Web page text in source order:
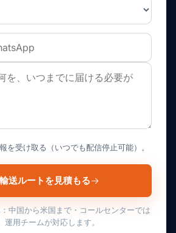
を受け取る（いつでも配信停止可能）。
送ルートを見積もる
中国から米国まで・コールセンターでは
運用チームが対応します。